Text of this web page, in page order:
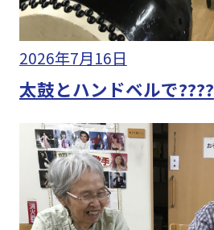
2026年7月16日
太鼓とハンドベルで????